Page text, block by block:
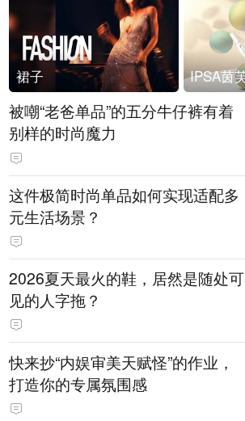
裙子
被嘲“老爸单品”的五分牛仔裤有着
别样的时尚魔力
这件极简时尚单品如何实现适配多
元生活场景？
2026夏天最火的鞋，居然是随处可
见的人字拖？
快来抄“内娱审美天赋怪”的作业，
打造你的专属氛围感